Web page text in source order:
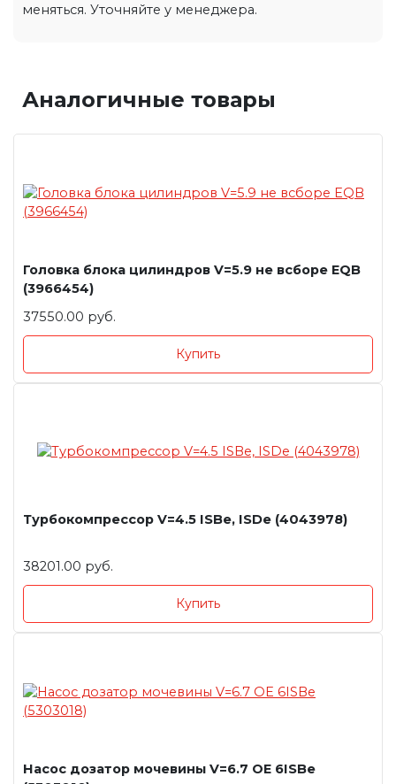
меняться. Уточняйте у менеджера.
Аналогичные товары
Головка блока цилиндров V=5.9 не всборе EQB
(3966454)
37550.00 руб.
Купить
Турбокомпрессор V=4.5 ISBe, ISDe (4043978)
38201.00 руб.
Купить
Насос дозатор мочевины V=6.7 OE 6ISBe